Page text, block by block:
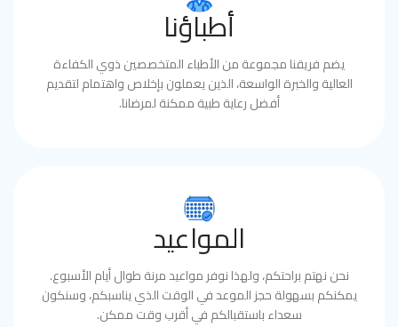
أطباؤنا
يضم فريقنا مجموعة من الأطباء المتخصصين ذوي الكفاءة
العالية والخبرة الواسعة، الذين يعملون بإخلاص واهتمام لتقديم
أفضل رعاية طبية ممكنة لمرضانا.
المواعيد
نحن نهتم براحتكم، ولهذا نوفر مواعيد مرنة طوال أيام الأسبوع.
يمكنكم بسهولة حجز الموعد في الوقت الذي يناسبكم، وسنكون
سعداء باستقبالكم في أقرب وقت ممكن.